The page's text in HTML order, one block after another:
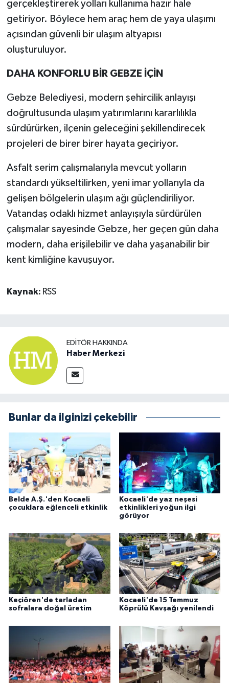
gerçekleştirerek yolları kullanıma hazır hale
getiriyor. Böylece hem araç hem de yaya ulaşımı
açısından güvenli bir ulaşım altyapısı
oluşturuluyor.
DAHA KONFORLU BİR GEBZE İÇİN
Gebze Belediyesi, modern şehircilik anlayışı
doğrultusunda ulaşım yatırımlarını kararlılıkla
sürdürürken, ilçenin geleceğini şekillendirecek
projeleri de birer birer hayata geçiriyor.
Asfalt serim çalışmalarıyla mevcut yolların
standardı yükseltilirken, yeni imar yollarıyla da
gelişen bölgelerin ulaşım ağı güçlendiriliyor.
Vatandaş odaklı hizmet anlayışıyla sürdürülen
çalışmalar sayesinde Gebze, her geçen gün daha
modern, daha erişilebilir ve daha yaşanabilir bir
kent kimliğine kavuşuyor.
Kaynak: RSS
EDITÖR HAKKINDA
Haber Merkezi
Bunlar da ilginizi çekebilir
Belde A.Ş.'den Kocaeli
çocuklara eğlenceli etkinlik
Kocaeli'de yaz neşesi
etkinlikleri yoğun ilgi
görüyor
Keçiören'de tarladan
sofralara doğal üretim
Kocaeli'de 15 Temmuz
Köprülü Kavşağı yenilendi